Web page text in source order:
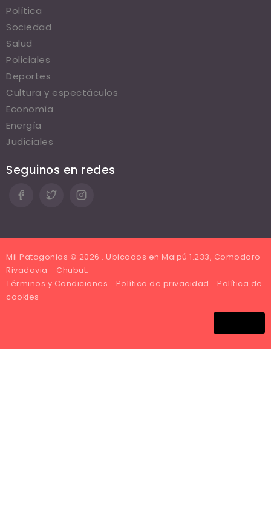
Política
Sociedad
Salud
Policiales
Deportes
Cultura y espectáculos
Economía
Energía
Judiciales
Seguinos en redes
Mil Patagonias © 2026 . Ubicados en Maipú 1.233, Comodoro
Rivadavia - Chubut.
Términos y Condiciones
Política de privacidad
Política de
cookies